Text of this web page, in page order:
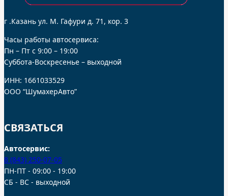
г .Казань ул. М. Гафури д. 71, кор. 3
Часы работы автосервиса:
Пн – Пт с 9:00 – 19:00
Суббота-Воскресенье – выходной
ИНН: 1661033529
ООО “ШумахерАвто”
СВЯЗАТЬСЯ
Автосервис:
8 (843) 250-07-05
ПН-ПТ - 09:00 - 19:00
СБ - ВС - выходной